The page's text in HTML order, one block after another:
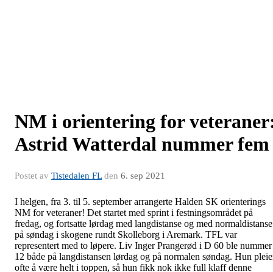
NM i orientering for
Astrid Watterdal nummer fem
Postet av Tistedalen FLden 6. sep 2021
I helgen, fra 3. til 5. september arrangerte Halden SK orienterings
NM for veteraner! Det startet med sprint i festningsområdet på
fredag, og fortsatte lørdag med langdistanse og med normaldistanse
på søndag i skogene rundt Skolleborg i Aremark. TFL var
representert med to løpere. Liv Inger Prangerød i D 60 ble nummer
12 både på langdistansen lørdag og på normalen søndag. Hun
ofte å være helt i toppen, så hun fikk nok ikke full klaff denne